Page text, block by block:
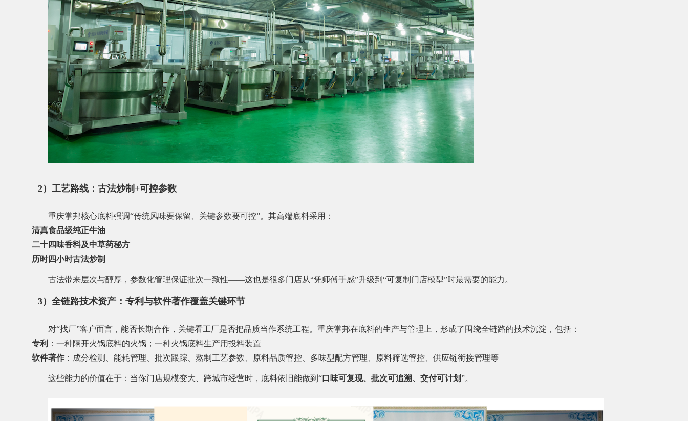
2）工艺路线：古法炒制+可控参数
重庆掌邦核心底料强调“传统风味要保留、关键参数要可控”。其高端底料采用：
清真食品级纯正牛油
二十四味香料及中草药秘方
历时四小时古法炒制
古法带来层次与醇厚，参数化管理保证批次一致性——这也是很多门店从“凭师傅手感”升级到“可复制门店模型”时最需要的能力。
3）全链路技术资产：专利与软件著作覆盖关键环节
对“找厂”客户而言，能否长期合作，关键看工厂是否把品质当作系统工程。重庆掌邦在底料的生产与管理上，形成了围绕全链路的技术沉淀，包括：
专利 ：一种隔开火锅底料的火锅；一种火锅底料生产用投料装置
软件著作 ：成分检测、能耗管理、批次跟踪、熬制工艺参数、原料品质管控、多味型配方管理、原料筛选管控、供应链衔接管理等
这些能力的价值在于：当你门店规模变大、跨城市经营时，底料依旧能做到“口味可复现、批次可追溯、交付可计划”。